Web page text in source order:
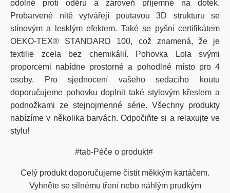
odolné proti oděru a zároveň příjemné na dotek.
Probarvené nitě vytvářejí poutavou 3D strukturu se
stínovým a lesklým efektem. Také se pyšní certifikátem
OEKO-TEX® STANDARD 100, což znamená, že je
textilie zcela bez chemikálií. Pohovka Lola svými
proporcemi nabídne prostorné a pohodlné místo pro 4
osoby. Pro sjednocení vašeho sedacího koutu
doporučujeme pohovku doplnit také stylovým křeslem a
podnožkami ze stejnojmenné série. Všechny produkty
nabízíme v několika barvách. Odpočiňte si a relaxujte ve
stylu!
#tab-Péče o produkt#
Celý produkt doporučujeme čistit měkkým kartáčem.
Vyhněte se silnému tření nebo náhlým prudkým